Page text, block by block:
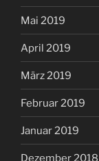
Mai 2019
April 2019
März 2019
Februar 2019
Januar 2019
Dezember 2018